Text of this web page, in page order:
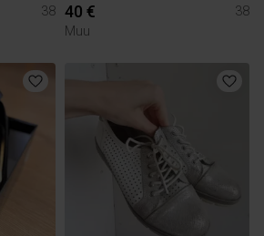
38 40 €
38
Muu